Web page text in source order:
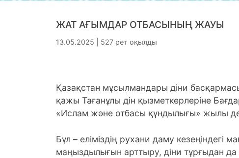
ЖАТ АҒЫМДАР ОТБАСЫНЫҢ ЖАУЫ
13.05.2025 | 527 рет оқылды
Қазақстан мұсылмандары діни
қажы Тағанұлы дін қызметкерлеріне
«Ислам және отбасы құндылығы» жылы
Бұл – еліміздің рухани даму
маңыздылығын арттыру, діни тұрғыдан да